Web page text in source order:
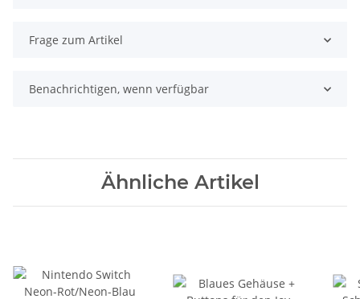
Frage zum Artikel
Benachrichtigen, wenn verfügbar
Ähnliche Artikel